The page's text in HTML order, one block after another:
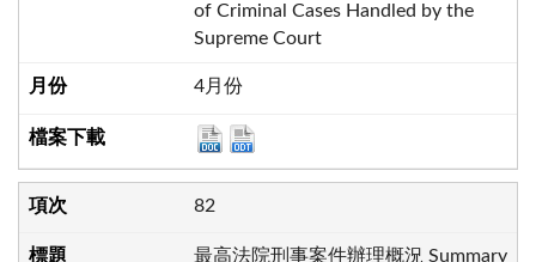
of Criminal Cases Handled by the
Supreme Court
4月份
82
最高法院刑事案件辦理概況 Summary